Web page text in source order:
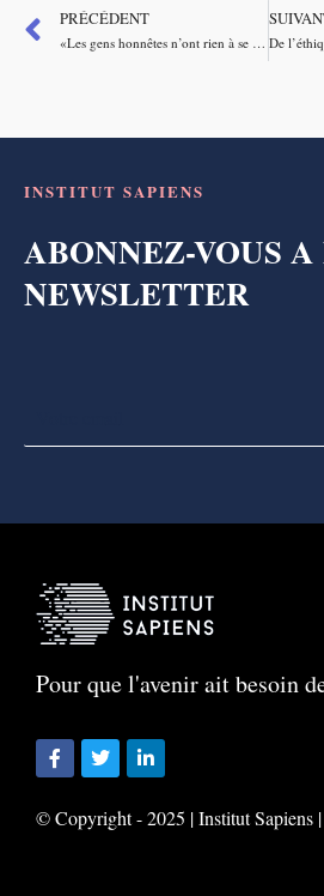
PRÉCÉDENT
«Les gens honnêtes n’ont rien à se reprocher»: l’argument pernicieux des adeptes de la surveillance
INSTITUT SAPIENS
ABONNEZ-VOUS
NEWSLETTER
Pour que l'avenir ait besoin
© Copyright - 2025 | Institut Sapiens |